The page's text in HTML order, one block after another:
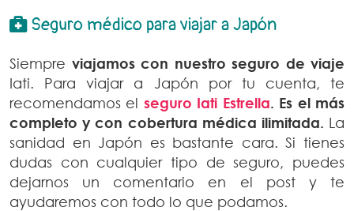
Seguro médico para viajar a Japón
Siempre viajamos con nuestro seguro de viaje
Iati. Para viajar a Japón por tu cuenta, te
recomendamos el seguro Iati Estrella. Es el más
completo y con cobertura médica ilimitada. La
sanidad en Japón es bastante cara. Si tienes
dudas con cualquier tipo de seguro, puedes
dejarnos un comentario en el post y te
ayudaremos con todo lo que podamos.